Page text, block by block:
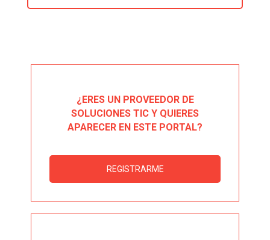
¿ERES UN PROVEEDOR DE
SOLUCIONES TIC Y QUIERES
APARECER EN ESTE PORTAL?
REGISTRARME